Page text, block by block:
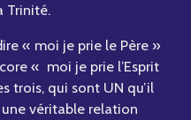
Trinité.
« moi je prie le Père »
« moi je prie l’Esprit
trois, qui sont UN qu’il
véritable relation